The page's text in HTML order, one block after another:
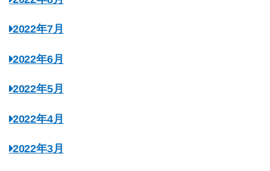
2022年7月
2022年6月
2022年5月
2022年4月
2022年3月